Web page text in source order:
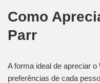
Como
Parr
A forma ideal de apreciar
preferências de cada